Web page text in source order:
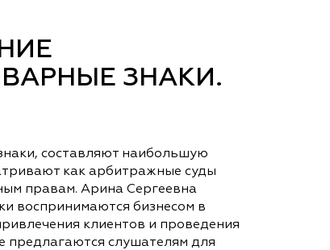
ЗНАКИ.
составляют наибольшую
как арбитражные суды
правам. Арина Сергеевна
воспринимаются бизнесом в
клиентов и проведения
предлагаются слушателям для